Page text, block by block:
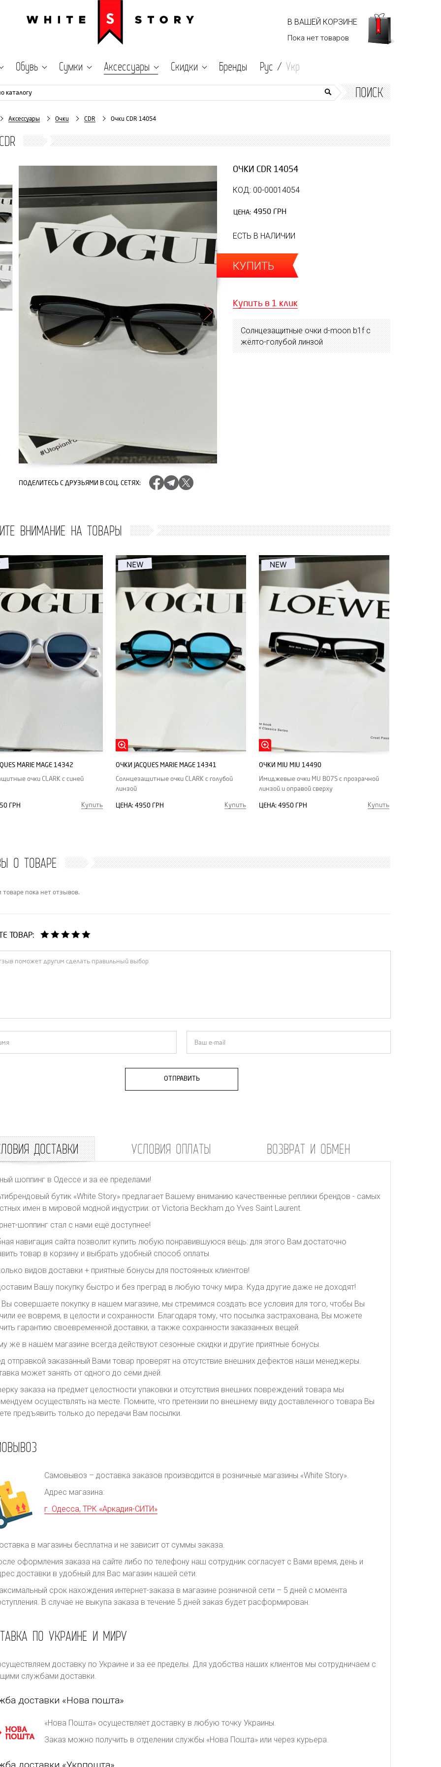
В ВАШЕЙ КОРЗИНЕ
Пока нет товаров
Обувь Сумки Аксессуары Скидки Бренды Рус / Укр
каталогу ПОИСК
Аксессуары Очки CDR Очки CDR 14054
ПОДЕЛИТЕСЬ С ДРУЗЬЯМИ В СОЦ. СЕТЯХ:
ОЧКИ CDR 14054
КОД: 00-00014054
ЦЕНА: 4950 ГРН
ЕСТЬ В НАЛИЧИИ
КУПИТЬ
Купить в 1 клик
Солнцезащитные очки d-moon b1f с
жёлто-голубой линзой
ВНИМАНИЕ НА ТОВАРЫ
MARIE MAGE 14342
очки CLARK с синей
ГРН Купить
ОЧКИ JACQUES MARIE MAGE 14341
Солнцезащитные очки CLARK с голубой
линзой
ЦЕНА: 4950 ГРН Купить
ОЧКИ MIU MIU 14490
Имиджевые очки MU B07S с прозрачной
линзой и оправой сверху
ЦЕНА: 4950 ГРН Купить
О ТОВАРЕ
пока нет отзывов.
ТОВАР:
ОТПРАВИТЬ
ДОСТАВКИ УСЛОВИЯ ОПЛАТЫ ВОЗВРАТ И ОБМЕН
шоппинг в Одессе и за ее пределами!
бутик «White Story» предлагает Вашему вниманию качественные реплики брендов - самых
имен в мировой модной индустрии: от Victoria Beckham до Yves Saint Laurent.
шоппинг стал с нами ещё доступнее!
навигация сайта позволит купить любую понравившуюся вещь: для этого Вам достаточно
товар в корзину и выбрать удобный способ оплаты.
видов доставки + приятные бонусы для постоянных клиентов!
Вашу покупку быстро и без преград в любую точку мира. Куда другие даже не доходят!
Вы совершаете покупку в нашем магазине, мы стремимся создать все условия для того, чтобы Вы
ее вовремя, в целости и сохранности. Благодаря тому, что посылка застрахована, Вы можете
гарантию своевременной доставки, а также сохранности заказанных вещей.
же в нашем магазине всегда действуют сезонные скидки и другие приятные бонусы.
отправкой заказанный Вами товар проверят на отсутствие внешних дефектов наши менеджеры.
может занять от одного до семи дней.
заказа на предмет целостности упаковки и отсутствия внешних повреждений товара мы
осуществлять на месте. Помните, что претензии по внешнему виду доставленного товара Вы
предъявить только до передачи Вам посылки.
Самовывоз – доставка заказов производится в розничные магазины «White Story».
Адрес магазина:
г. Одесса, ТРК «Аркадия-СИТИ»
в магазины бесплатна и не зависит от суммы заказа.
оформления заказа на сайте либо по телефону наш сотрудник согласует с Вами время, день и
доставки в удобный для Вас магазин нашей сети.
срок нахождения интернет-заказа в магазине розничной сети – 5 дней с момента
В случае не выкупа заказа в течение 5 дней заказ будет расформирован.
ПО УКРАИНЕ И МИРУ
доставку по Украине и за ее пределы. Для удобства наших клиентов мы сотрудничаем с
службами доставки.
доставки «Нова пошта»
«Нова Пошта» осуществляет доставку в любую точку Украины.
Заказ можно получить в отделении службы «Нова Пошта» или через курьера.